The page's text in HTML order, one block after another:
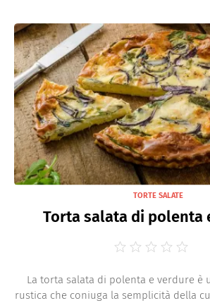
TORTE SALATE
Torta salata di polenta
La torta salata di polenta e verdure è
rustica che coniuga la semplicità della